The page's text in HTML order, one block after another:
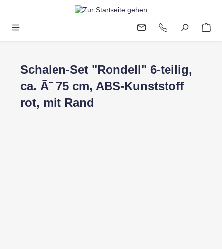
Zum Hauptinhalt springen
Schalen-Set "Rondell" 6-teilig,
ca. Ã˜ 75 cm, ABS-Kunststoff
rot, mit Rand